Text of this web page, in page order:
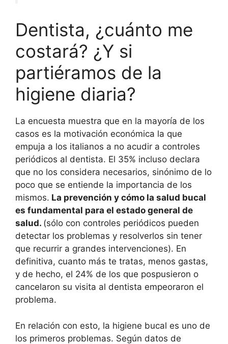
Dentista, ¿cuánto me
costará? ¿Y si
partiéramos de la
higiene diaria?
La encuesta muestra que en la mayoría de los
casos es la motivación económica la que
empuja a los italianos a no acudir a controles
periódicos al dentista. El 35% incluso declara
que no los considera necesarios, sinónimo de lo
poco que se entiende la importancia de los
mismos. La prevención y cómo la salud bucal
es fundamental para el estado general de
salud. (sólo con controles periódicos pueden
detectar los problemas y resolverlos sin tener
que recurrir a grandes intervenciones). En
definitiva, cuanto más te tratas, menos gastas,
y de hecho, el 24% de los que pospusieron o
cancelaron su visita al dentista empeoraron el
problema.
En relación con esto, la higiene bucal es uno de
los primeros problemas. Según datos de